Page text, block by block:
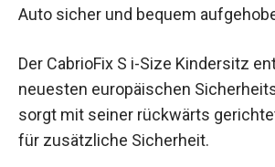
Auto sicher und bequem
Der CabrioFix S i-Size Kindersitz
neuesten europäischen
sorgt mit seiner rückwärts
für zusätzliche Sicherheit.